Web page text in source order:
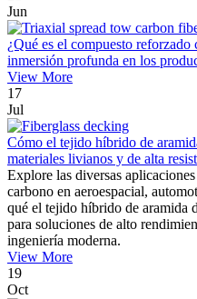
Jun
¿Qué es el compuesto
inmersión profunda en los
View More
17
Jul
Cómo el tejido híbrido de
materiales livianos y de alta
Explore las diversas
carbono en aeroespacial,
qué el tejido híbrido de aramida
para soluciones de alto
ingeniería moderna.
View More
19
Oct